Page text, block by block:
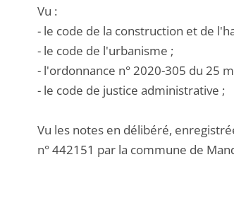
Vu :
- le code de la construction et de
- le code de l'urbanisme ;
- l'ordonnance n° 2020-305 du 25
- le code de justice administrative ;
Vu les notes en délibéré,
n° 442151 par la commune de